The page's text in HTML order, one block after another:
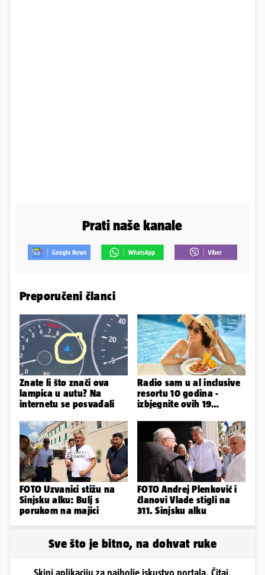
Prati naše kanale
Preporučeni članci
Znate li što znači ova
lampica u autu? Na
internetu se posvađali
Radio sam u al inclusive
resortu 10 godina -
izbjegnite ovih 19
odmor
FOTO Uzvanici stižu na
Sinjsku alku: Bulj s
porukom na majici
FOTO Andrej Plenković i
članovi Vlade stigli na
311. Sinjsku alku
Sve što je bitno, na dohvat ruke
Skini aplikaciju za najbolje iskustvo portala. Čitaj,